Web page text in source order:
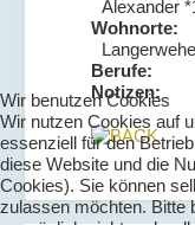
Alexander
Wohnorte:
Langerwehe
Berufe:
Notizen:
Wir benutzen Cookies
Wir nutzen Cookies auf
essenziell für den
diese Website und die
Cookies). Sie können
zulassen möchten. Bitte